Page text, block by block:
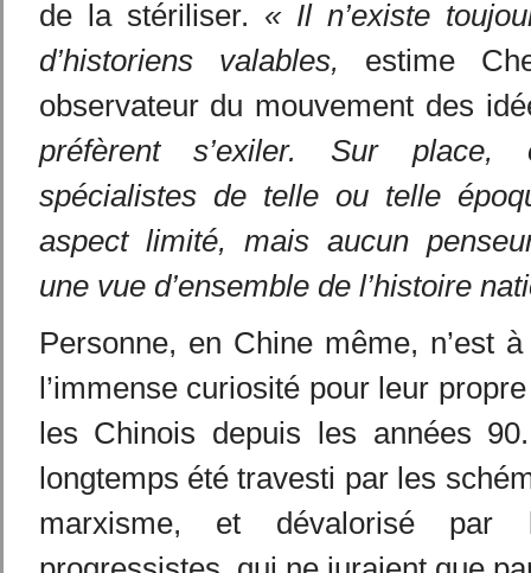
de la stériliser. « Il n’existe
d’historiens valables, estime
observateur du mouvement des
préfèrent s’exiler. Sur
spécialistes de telle ou telle
aspect limité, mais aucun
une vue d’ensemble de l’histoire
Personne, en Chine même, n’est
l’immense curiosité pour leur
les Chinois depuis les années
longtemps été travesti par les
marxisme, et dévalorisé par